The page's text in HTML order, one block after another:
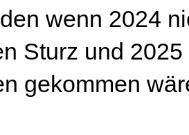
wenn 2024
Sturz und
gekommen